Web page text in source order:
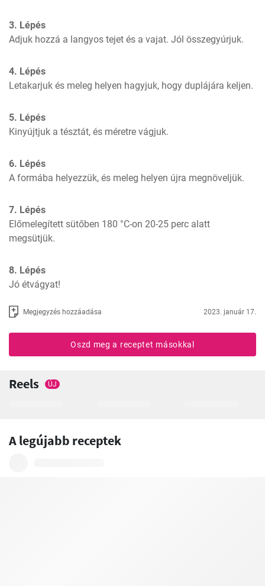
3. Lépés
Adjuk hozzá a langyos tejet és a vajat. Jól összegyúrjuk.
4. Lépés
Letakarjuk és meleg helyen hagyjuk, hogy duplájára keljen.
5. Lépés
Kinyújtjuk a tésztát, és méretre vágjuk.
6. Lépés
A formába helyezzük, és meleg helyen újra megnöveljük.
7. Lépés
Előmelegített sütőben 180 °C-on 20-25 perc alatt
megsütjük.
8. Lépés
Jó étvágyat!
Megjegyzés hozzáadása 2023. január 17.
Oszd meg a receptet másokkal
Reels ÚJ
A legújabb receptek